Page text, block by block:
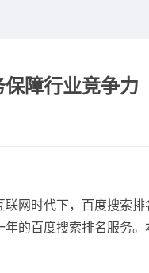
障行业竞争力
网时代下，百度搜索排
的百度搜索排名服务。